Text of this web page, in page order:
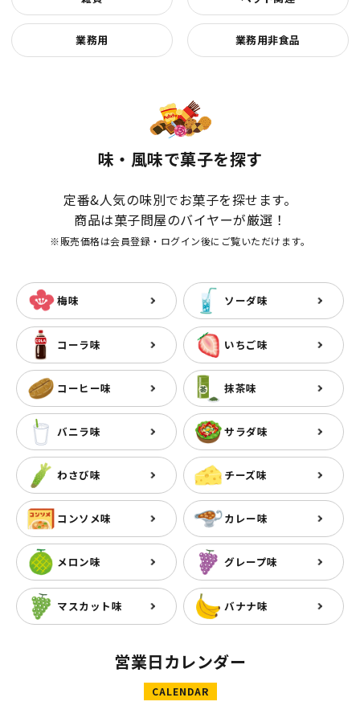
業務用 業務用非食品
味・風味で菓子を探す
定番&人気の味別でお菓子を探せます。
商品は菓子問屋のバイヤーが厳選！
※販売価格は会員登録・ログイン後にご覧いただけます。
梅味 ソーダ味
コーラ味 いちご味
コーヒー味 抹茶味
バニラ味 サラダ味
わさび味 チーズ味
コンソメ味 カレー味
メロン味 グレープ味
マスカット味 バナナ味
営業日カレンダー
CALENDAR